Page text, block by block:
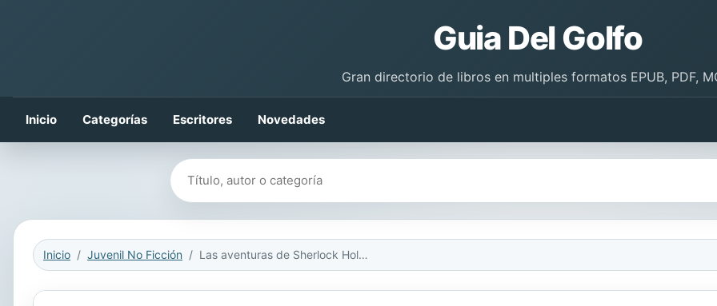
Guia Del Golfo
Gran directorio de libros en multiples formatos EPUB, PDF,
Inicio Categorías Escritores Novedades
Buscar libros
Inicio Juvenil No Ficción Las aventuras de Sherlock Holmes